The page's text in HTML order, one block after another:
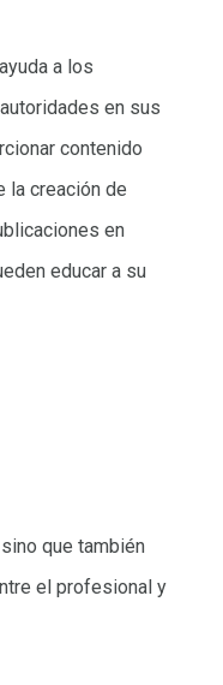
ayuda a los
en sus
contenido
la creación de
en
educar a su
que también
el profesional y